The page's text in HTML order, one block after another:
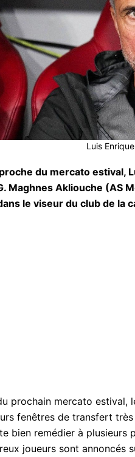
Luis
du mercato
Maghnes Akliouche (AS
le viseur du club de la
prochain mercato estival,
fenêtres de transfert
bien remédier à plusieurs
joueurs sont annoncés